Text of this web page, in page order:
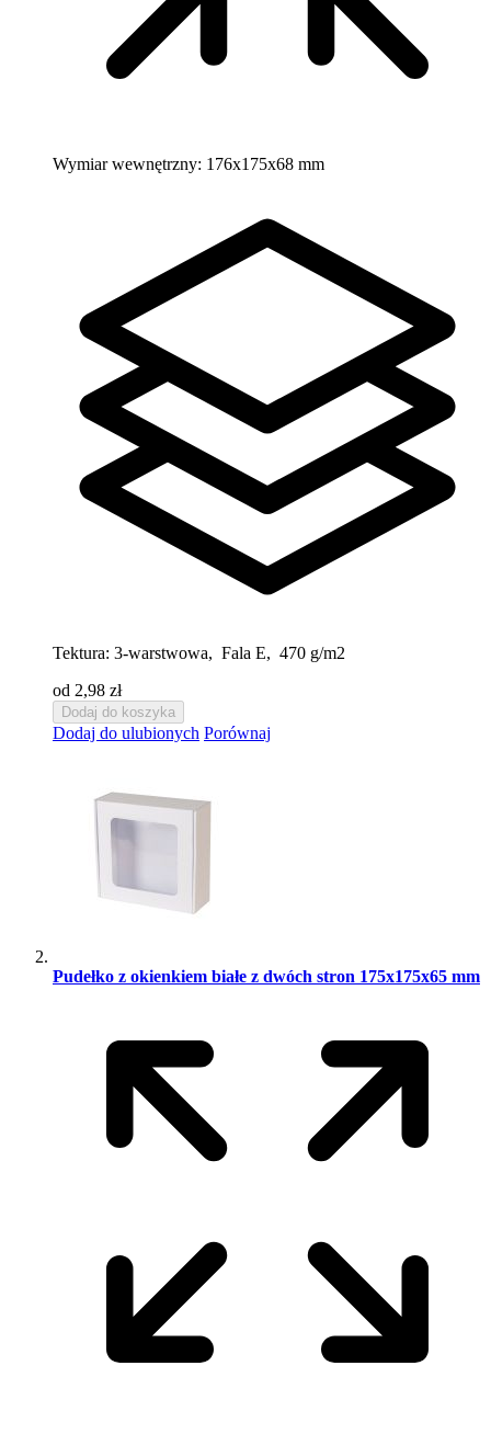
Wymiar wewnętrzny: 176x175x68 mm
Tektura: 3-warstwowa, Fala E, 470 g/m2
od 2,98 zł
Dodaj do koszyka
Dodaj do ulubionych Porównaj
Pudełko z okienkiem białe z dwóch stron 175x175x65 mm